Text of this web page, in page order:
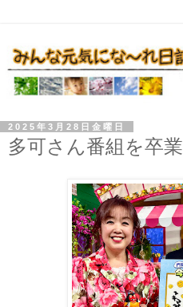
2025年3月28日金曜日
多可さん番組を卒業